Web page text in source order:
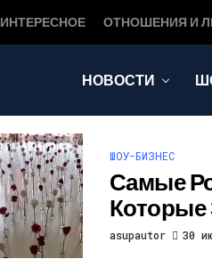
ИНТЕРЕСНОЕ ОТНОШЕНИЯ И
НОВОСТИ
ШОУ-БИЗНЕС
Самые
Которые
asupautor 30